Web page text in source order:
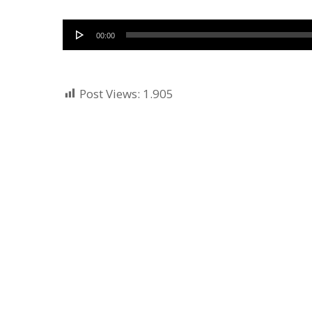
Audio
Player
00:00
Post Views: 1.905